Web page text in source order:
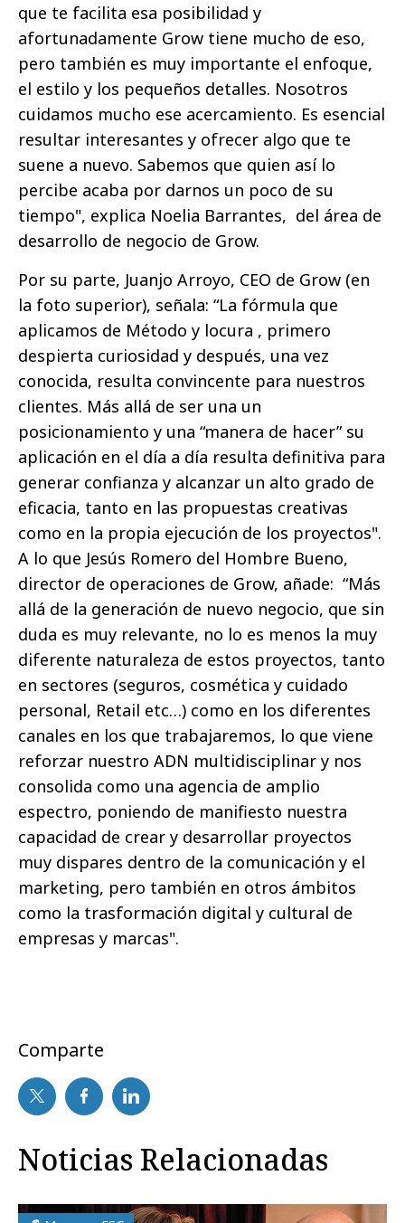
que te facilita esa posibilidad y
afortunadamente Grow tiene mucho de eso,
pero también es muy importante el enfoque,
el estilo y los pequeños detalles. Nosotros
cuidamos mucho ese acercamiento. Es esencial
resultar interesantes y ofrecer algo que te
suene a nuevo. Sabemos que quien así lo
percibe acaba por darnos un poco de su
tiempo", explica Noelia Barrantes, del área de
desarrollo de negocio de Grow.
Por su parte, Juanjo Arroyo, CEO de Grow (en
la foto superior), señala: “La fórmula que
aplicamos de Método y locura , primero
despierta curiosidad y después, una vez
conocida, resulta convincente para nuestros
clientes. Más allá de ser una un
posicionamiento y una “manera de hacer” su
aplicación en el día a día resulta definitiva para
generar confianza y alcanzar un alto grado de
eficacia, tanto en las propuestas creativas
como en la propia ejecución de los proyectos".
A lo que Jesús Romero del Hombre Bueno,
director de operaciones de Grow, añade: “Más
allá de la generación de nuevo negocio, que sin
duda es muy relevante, no lo es menos la muy
diferente naturaleza de estos proyectos, tanto
en sectores (seguros, cosmética y cuidado
personal, Retail etc…) como en los diferentes
canales en los que trabajaremos, lo que viene
reforzar nuestro ADN multidisciplinar y nos
consolida como una agencia de amplio
espectro, poniendo de manifiesto nuestra
capacidad de crear y desarrollar proyectos
muy dispares dentro de la comunicación y el
marketing, pero también en otros ámbitos
como la trasformación digital y cultural de
empresas y marcas".
Comparte
Noticias Relacionadas